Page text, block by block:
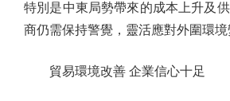
特別是中東局勢帶來的成本上升及
商仍需保持警覺，靈活應對外圍環境
貿易環境改善 企業信心十足